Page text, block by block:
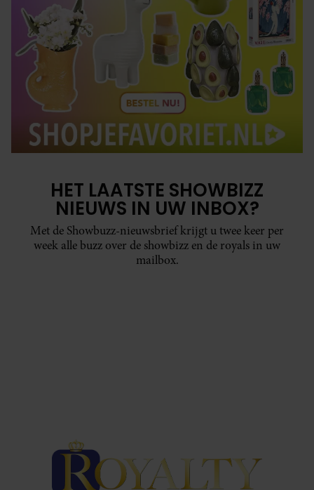
HET LAATSTE SHOWBIZZ
NIEUWS IN UW INBOX?
Met de Showbuzz-nieuwsbrief krijgt u twee keer per
week alle buzz over de showbizz en de royals in uw
mailbox.